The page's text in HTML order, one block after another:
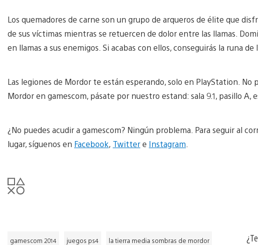
Los quemadores de carne son un grupo de arqueros de élite que
de sus víctimas mientras se retuercen de dolor entre las llamas.
en llamas a sus enemigos. Si acabas con ellos, conseguirás la runa de
Las legiones de Mordor te están esperando, solo en PlayStation.
Mordor en gamescom, pásate por nuestro estand: sala 9.1, pasillo A,
¿No puedes acudir a gamescom? Ningún problema. Para seguir al
lugar, síguenos en Facebook, Twittere Instagram
gamescom 2014 juegos ps4 la tierra media sombras de mordor